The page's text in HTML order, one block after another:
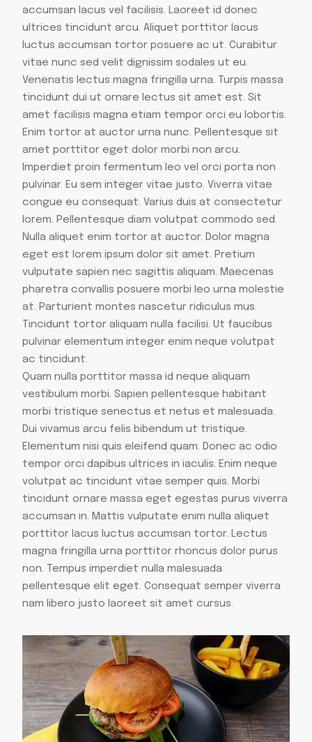
accumsan lacus vel facilisis. Laoreet id donec
ultrices tincidunt arcu. Aliquet porttitor lacus
luctus accumsan tortor posuere ac ut. Curabitur
vitae nunc sed velit dignissim sodales ut eu.
Venenatis lectus magna fringilla urna. Turpis massa
tincidunt dui ut ornare lectus sit amet est. Sit
amet facilisis magna etiam tempor orci eu lobortis.
Enim tortor at auctor urna nunc. Pellentesque sit
amet porttitor eget dolor morbi non arcu.
Imperdiet proin fermentum leo vel orci porta non
pulvinar. Eu sem integer vitae justo. Viverra vitae
congue eu consequat. Varius duis at consectetur
lorem. Pellentesque diam volutpat commodo sed.
Nulla aliquet enim tortor at auctor. Dolor magna
eget est lorem ipsum dolor sit amet. Pretium
vulputate sapien nec sagittis aliquam. Maecenas
pharetra convallis posuere morbi leo urna molestie
at. Parturient montes nascetur ridiculus mus.
Tincidunt tortor aliquam nulla facilisi. Ut faucibus
pulvinar elementum integer enim neque volutpat
ac tincidunt.
Quam nulla porttitor massa id neque aliquam
vestibulum morbi. Sapien pellentesque habitant
morbi tristique senectus et netus et malesuada.
Dui vivamus arcu felis bibendum ut tristique.
Elementum nisi quis eleifend quam. Donec ac odio
tempor orci dapibus ultrices in iaculis. Enim neque
volutpat ac tincidunt vitae semper quis. Morbi
tincidunt ornare massa eget egestas purus viverra
accumsan in. Mattis vulputate enim nulla aliquet
porttitor lacus luctus accumsan tortor. Lectus
magna fringilla urna porttitor rhoncus dolor purus
non. Tempus imperdiet nulla malesuada
pellentesque elit eget. Consequat semper viverra
nam libero justo laoreet sit amet cursus.